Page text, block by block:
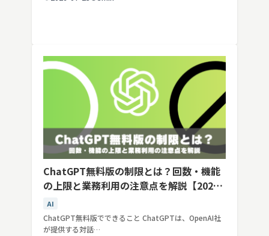
ChatGPT無料版の制限とは？回数・機能
の上限と業務利用の注意点を解説【2026
年最新】
AI
ChatGPT無料版でできること ChatGPTは、OpenAI社
が提供する対話…